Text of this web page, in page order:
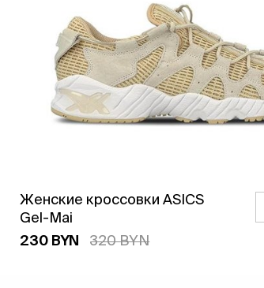
Женские кроссовки ASICS
Gel-Mai
230 BYN
320 BYN